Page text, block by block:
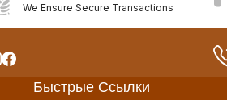
We Ensure Secure Transactions
Быстрые Ссылки